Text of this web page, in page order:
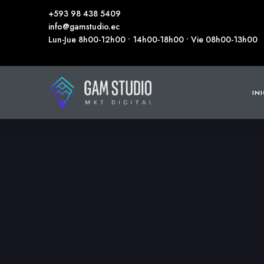
+593 98 438 5409
info@gamstudio.ec
Lun-Jue 8h00-12h00 • 14h00-18h00 • Vie 08h00-13h00